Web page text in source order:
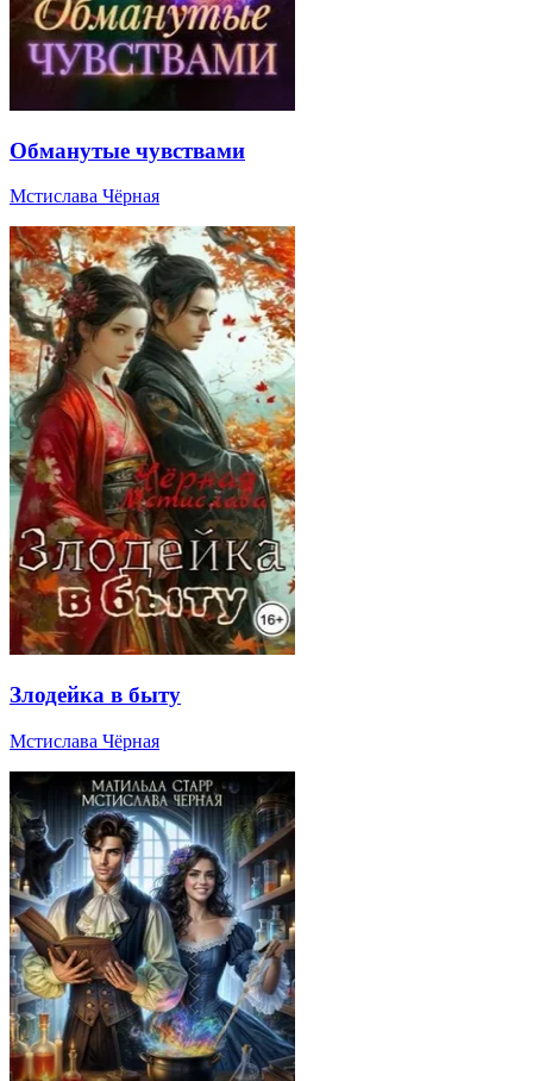
Обманутые чувствами
Мстислава Чёрная
Злодейка в быту
Мстислава Чёрная